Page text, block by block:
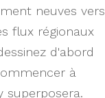
neuves vers
flux régionaux
d'abord
à
superposera.